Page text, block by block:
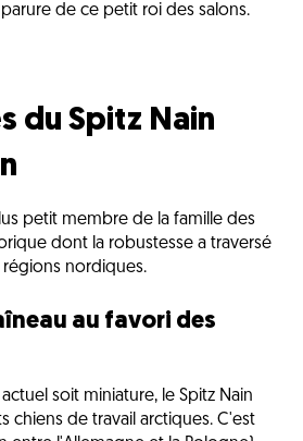
de ce petit roi des salons.
du Spitz Nain
petit membre de la famille des
dont la robustesse a traversé
régions nordiques.
au favori des
soit miniature, le Spitz Nain
chiens de travail arctiques. C'est